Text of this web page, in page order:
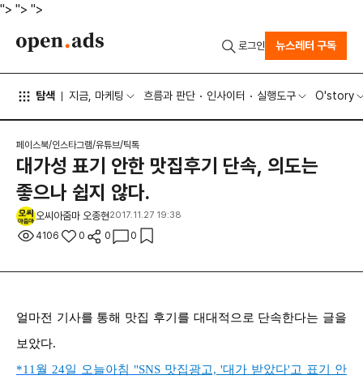
"> "> ">
탐색 지금, 마케팅 흐름과 판단 인사이터 실행도구 O'story
로그인 뉴스레터 구독
페이스북/인스타그램/유튜브/틱톡
대가성 표기 안한 맛집후기 단속, 의도는
좋으나 쉽지 않다.
오씨아줌마 오종현2017.11.27 19:38
4106 0 0 0
얼마전 기사를 통해 맛집 후기를 대대적으로 단속한다는 글을
보았다.
*11월 24일 오늘아침 "SNS 맛집광고, '대가 받았다'고 표기 안